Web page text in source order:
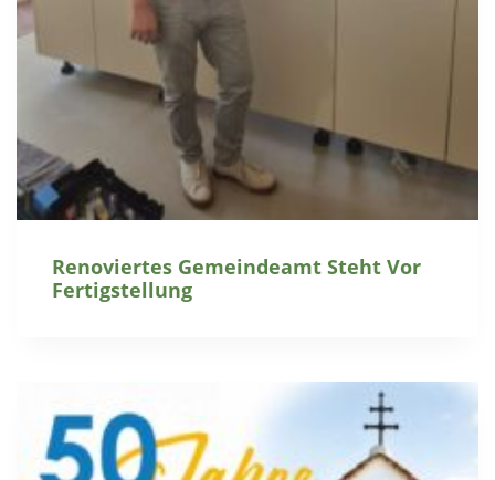
Renoviertes Gemeindeamt Steht Vor
Fertigstellung